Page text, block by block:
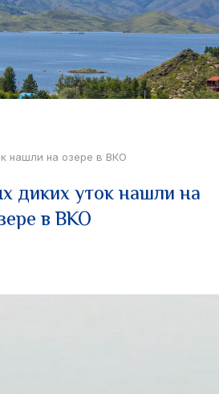
нашли на озере в ВКО
диких уток нашли на
в ВКО